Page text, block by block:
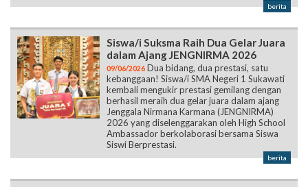
berita
Siswa/i Suksma Raih Dua Gelar Juara
dalam Ajang JENGNIRMA 2026
09/06/2026 Dua bidang, dua prestasi, satu
kebanggaan! Siswa/i SMA Negeri 1 Sukawati
kembali mengukir prestasi gemilang dengan
berhasil meraih dua gelar juara dalam ajang
Jenggala Nirmana Karmana (JENGNIRMA)
2026 yang diselenggarakan oleh High School
Ambassador berkolaborasi bersama Siswa
Siswi Berprestasi.
berita